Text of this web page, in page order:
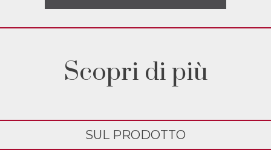
Scopri di più
SUL PRODOTTO